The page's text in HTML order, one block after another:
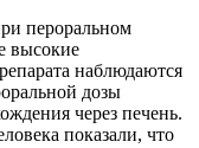
пероральном
высокие
наблюдаются
дозы
через печень.
показали, что